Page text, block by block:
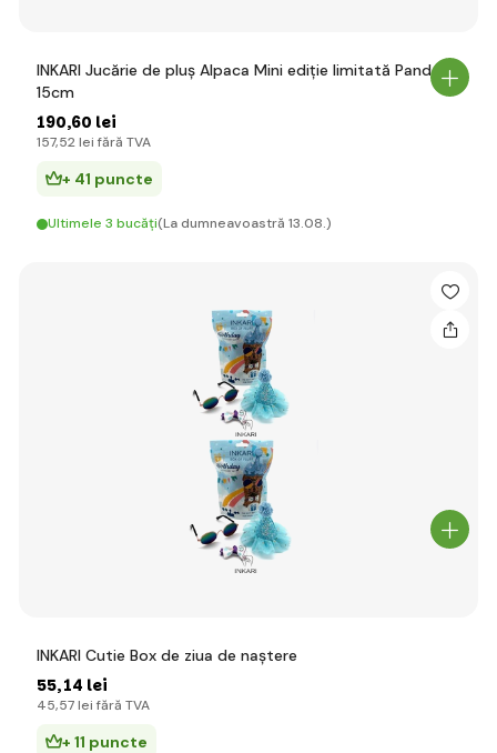
INKARI Jucărie de pluș Alpaca Mini ediție limitată Panda
15cm
190,60 lei
157,52 lei fără TVA
+ 41 puncte
Ultimele 3 bucăți(La dumneavoastră 13.08.)
INKARI Cutie Box de ziua de naștere
55,14 lei
45,57 lei fără TVA
+ 11 puncte